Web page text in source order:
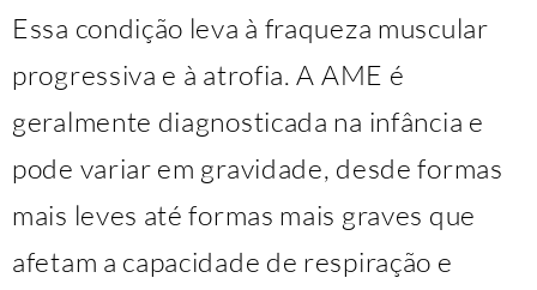
Essa condição leva à fraqueza muscular
progressiva e à atrofia. A AME é
geralmente diagnosticada na infância e
pode variar em gravidade, desde formas
mais leves até formas mais graves que
afetam a capacidade de respiração e